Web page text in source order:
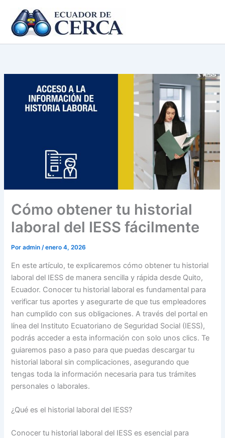
contenido
Cómo obtener tu historial
laboral del IESS fácilmente
Poradmin/enero 4, 2026
En este artículo, te explicaremos cómo obtener tu historial
laboral del IESS de manera sencilla y rápida desde Quito,
Ecuador. Conocer tu historial laboral es fundamental para
verificar tus aportes y asegurarte de que tus empleadores
han cumplido con sus obligaciones. A través del portal en
línea del Instituto Ecuatoriano de Seguridad Social (IESS),
podrás acceder a esta información con solo unos clics. Te
guiaremos paso a paso para que puedas descargar tu
historial laboral sin complicaciones, asegurando que
tengas toda la información necesaria para tus trámites
personales o laborales.
¿Qué es el historial laboral del IESS?
Conocer tu historial laboral del IESS es esencial para